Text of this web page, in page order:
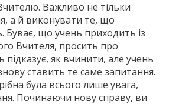
Важливо не тільки
а й виконувати те, що
Буває, що учень приходить із
Вчителя, просить про
як вчинити, але учень
ставить те саме запитання.
була всього лише увага,
Починаючи нову справу, ви